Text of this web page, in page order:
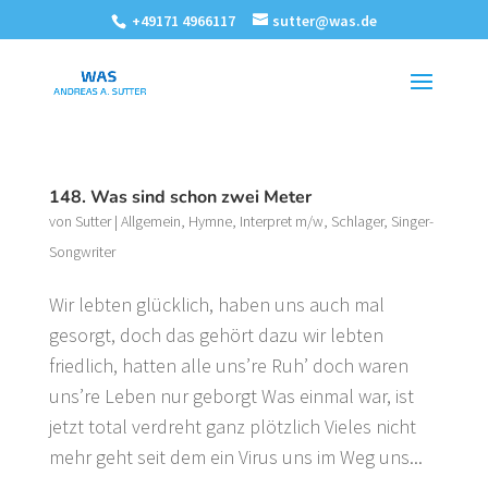
+49171 4966117 sutter@was.de
148. Was sind schon zwei Meter
von Sutter| Allgemein, Hymne, Interpret m/w, Schlager, Singer-
Songwriter
Wir lebten glücklich, haben uns auch mal
gesorgt, doch das gehört dazu wir lebten
friedlich, hatten alle uns’re Ruh’ doch waren
uns’re Leben nur geborgt Was einmal war, ist
jetzt total verdreht ganz plötzlich Vieles nicht
mehr geht seit dem ein Virus uns im Weg uns...